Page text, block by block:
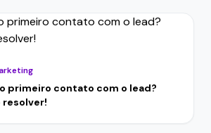
primeiro contato com o lead?
resolver!